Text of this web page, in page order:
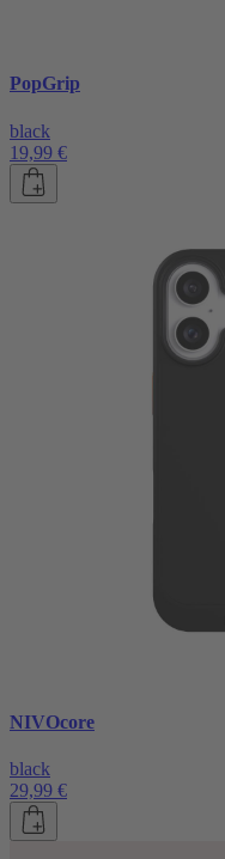
PopGrip
black
19,99 €
NIVOcore
black
29,99 €